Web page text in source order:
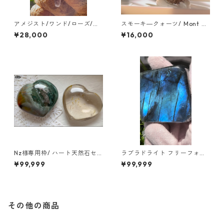
アメジスト/ワンド/ローズ/ブ
ラジル/ミネスジェライス
¥28,000
スモーキ―クォーツ/ Mont Bl
ank Massif Chamonix/ツー
ソン
¥16,000
Nz様専用枠/ ハート天然石セ
ット/Nz様以外の方はご購入さ
れないようご注意ください。
¥99,999
ラブラドライト フリーフォー
ム/マダガスカル
¥99,999
その他の商品